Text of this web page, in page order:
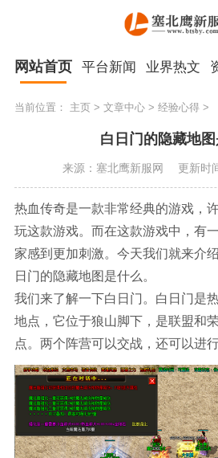
网站首页 平台新闻 业界热文
当前位置： 主页> 文章中心> 经验心得>
白日门的隐藏地
来源：塞北鹰新服网 更新时
热血传奇是一款非常经典的游戏，
玩这款游戏。而在这款游戏中，有
家感到更加刺激。今天我们就来
日门的隐藏地图是什么。
我们来了解一下白日门。白日门是
地点，它位于狼山脚下，是联盟和
点。两个阵营可以交战，还可以进